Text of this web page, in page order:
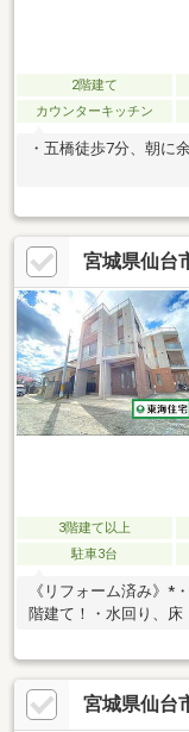
2階建て
カウンターキッチン
・五橋徒歩7分、朝に
宮城県仙台
3階建て以上
駐車3台
《リフォーム済み》*
階建て！・水回り、
宮城県仙台